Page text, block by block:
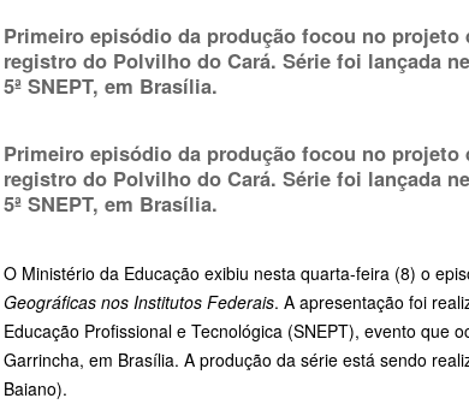
Primeiro episódio da produção focou no
registro do Polvilho do Cará. Série foi lançada
5ª SNEPT, em Brasília.
Primeiro episódio da produção focou no
registro do Polvilho do Cará. Série foi lançada
5ª SNEPT, em Brasília.
O Ministério da Educação exibiu nesta quarta-feira (8) o
Geográficas nos Institutos Federais. A apresentação foi
Educação Profissional e Tecnológica (SNEPT), evento que
Garrincha, em Brasília. A produção da série está sendo
Baiano).